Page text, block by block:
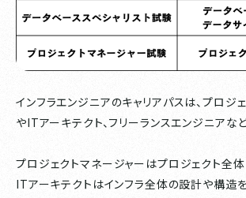
インフラエンジニアのキャリアパスは、プロジ
やITアーキテクト、フリーランスエンジニアな
プロジェクトマネージャーはプロジェクト全
ITアーキテクトはインフラ全体の設計や構造